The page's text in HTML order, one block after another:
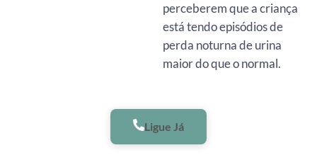
perceberem que a criança
está tendo episódios de
perda noturna de urina
maior do que o normal.
Ligue Já